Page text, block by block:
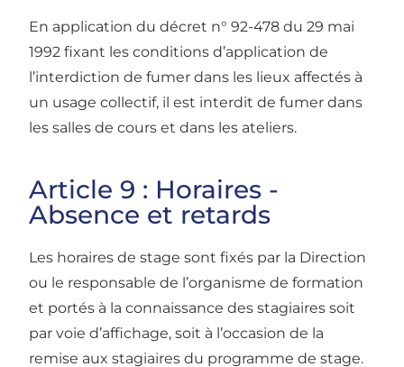
En application du décret n° 92-478 du 29 mai
1992 fixant les conditions d’application de
l’interdiction de fumer dans les lieux affectés à
un usage collectif, il est interdit de fumer dans
les salles de cours et dans les ateliers.
Article 9 : Horaires -
Absence et retards
Les horaires de stage sont fixés par la Direction
ou le responsable de l’organisme de formation
et portés à la connaissance des stagiaires soit
par voie d’affichage, soit à l’occasion de la
remise aux stagiaires du programme de stage.